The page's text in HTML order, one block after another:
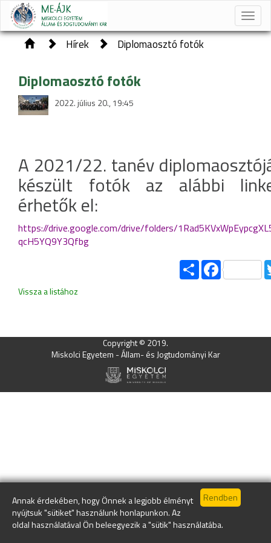
Annak érdekében, hogy Önnek a legjobb élményt
nyújtsuk "sütiket" használunk honlapunkon. Az
oldal használatával Ön beleegyezik a "sütik" használatába.
Toggle
Hírek Diplomaosztó fotók
Diplomaosztó fotók
2022. július 20., 19:45
A 2021/22. tanév
készült fotók az alábbi
érhetők el:
https://drive.google.com/drive/folders/
qcH5YQ9Y3Qfbg
ShareFacebook
Vissza a listához
Copyright © 2019.
Miskolci Egyetem - Állam- és Jogtudományi Kar